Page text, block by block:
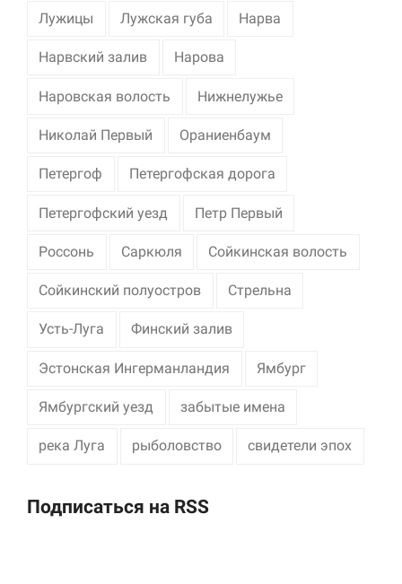
Лужицы Лужская губа Нарва
Нарвский залив Нарова
Наровская волость Нижнелужье
Николай Первый Ораниенбаум
Петергоф Петергофская дорога
Петергофский уезд Петр Первый
Россонь Саркюля Сойкинская волость
Сойкинский полуостров Стрельна
Усть-Луга Финский залив
Эстонская Ингерманландия Ямбург
Ямбургский уезд забытые имена
река Луга рыболовство свидетели эпох
Подписаться на RSS